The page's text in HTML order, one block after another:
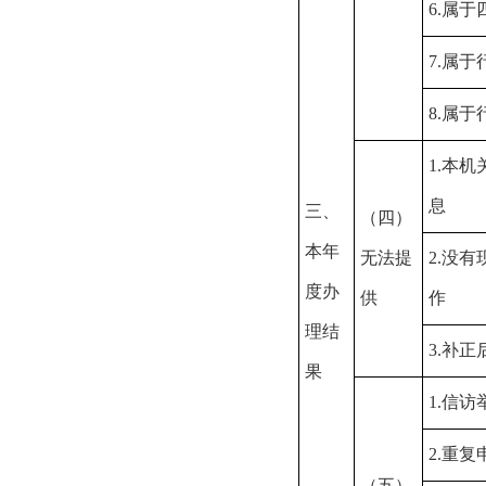
三、
本年
度办
理结
果
6.属于
7.属于
8.属于
（四）
无法提
供
1.本机
息
2.没有
作
3.补正
1.信访
2.重复